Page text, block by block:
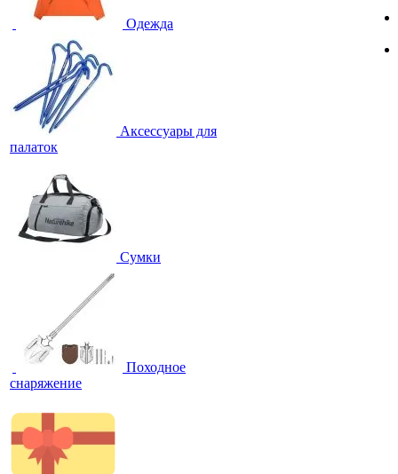
Одежда
Аксессуары для
палаток
Сумки
Походное
снаряжение